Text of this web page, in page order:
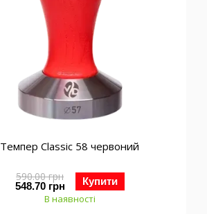
Темпер Classic 58 червоний
590.00 грн
548.70 грн Купити
В наявності